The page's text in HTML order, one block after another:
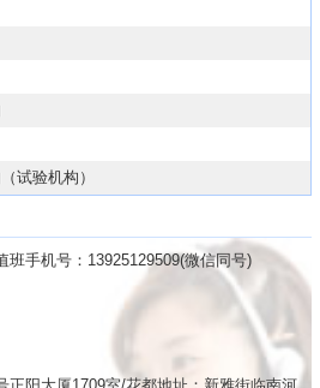
试验机构）
班手机号：13925129509(微信同号)